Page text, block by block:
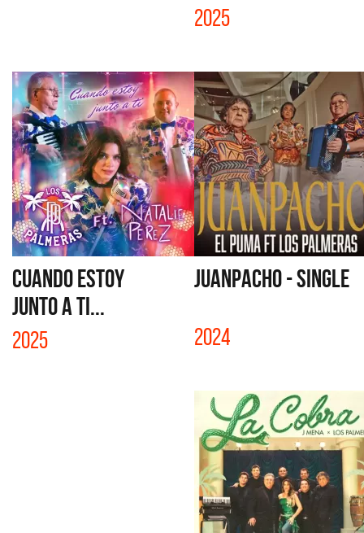
2025
CUANDO ESTOY
JUNTO A TI...
2025
JUANPACHO - SINGLE
2024